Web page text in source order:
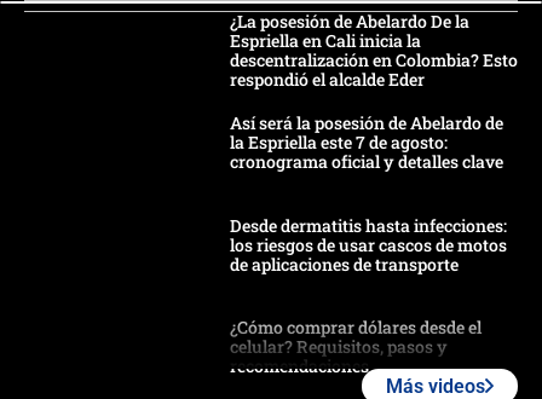
¿La posesión de Abelardo De la
Espriella en Cali inicia la
descentralización en Colombia? Esto
respondió el alcalde Eder
Así será la posesión de Abelardo de
la Espriella este 7 de agosto:
cronograma oficial y detalles clave
Desde dermatitis hasta infecciones:
los riesgos de usar cascos de motos
de aplicaciones de transporte
¿Cómo comprar dólares desde el
celular? Requisitos, pasos y
recomendaciones
Más videos